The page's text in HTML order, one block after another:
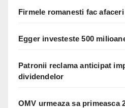
Firmele romanesti fac
Egger investeste 500
Patronii reclama anticipat
dividendelor
OMV urmeaza sa primeasca